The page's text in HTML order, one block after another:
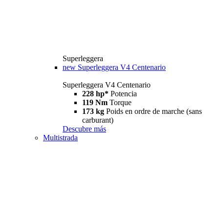
Superleggera
new Superleggera V4 Centenario
Superleggera V4 Centenario
228 hp* Potencia
119 Nm Torque
173 kg Poids en ordre de marche (sans
carburant)
Descubre más
Multistrada